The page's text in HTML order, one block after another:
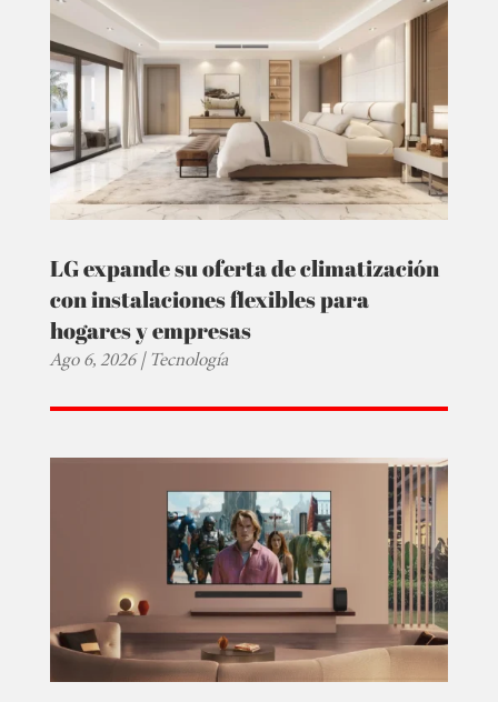
LG expande su oferta de climatización
con instalaciones flexibles para
hogares y empresas
Ago 6, 2026|Tecnología